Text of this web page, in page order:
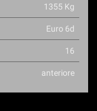
1355 Kg
Euro 6d
16
anteriore